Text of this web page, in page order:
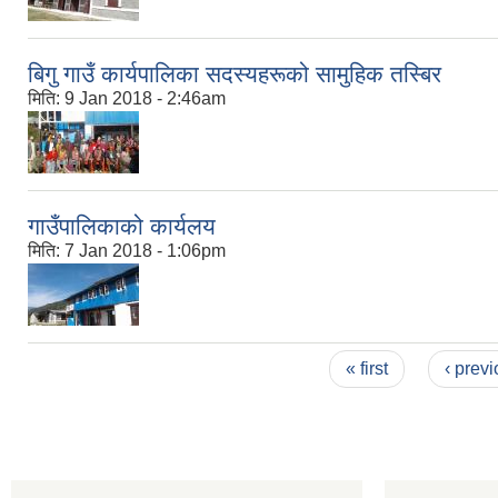
बिगु गाउँ कार्यपालिका सदस्यहरूको सामुहिक तस्बिर
मिति: 9 Jan 2018 - 2:46am
गाउँपालिकाको कार्यलय
मिति: 7 Jan 2018 - 1:06pm
« first ‹